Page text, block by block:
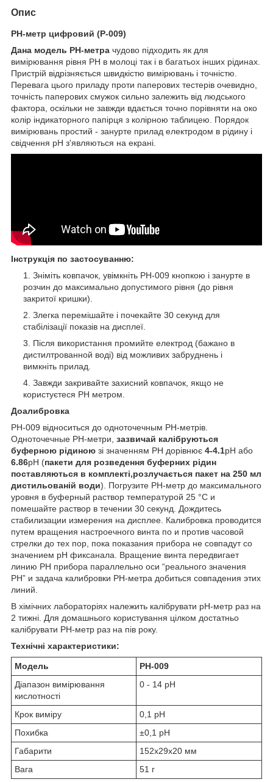
Опис
PH-метр цифровий (P-009)
Дана модель РН-метра чудово підходить як для
вимірювання рівня РН в молоці так і в багатьох інших рідинах.
Пристрій відрізняється швидкістю вимірювань і точністю.
Перевага цього приладу проти паперових тестерів очевидно,
точність паперових смужок сильно залежить від людського
фактора, оскільки не завжди вдається точно порівняти на око
колір індикаторного папірця з колірною таблицею. Порядок
вимірювань простий - занурте прилад електродом в рідину і
свідчення pH з'являються на екрані.
Інструкція по застосуванню:
Зніміть ковпачок, увімкніть РН-009 кнопкою і занурте в
розчин до максимально допустимого рівня (до рівня
закритої кришки).
Злегка перемішайте і почекайте 30 секунд для
стабілізації показів на дисплеї.
Після використання промийте електрод (бажано в
дистилтрованной воді) від можливих забруднень і
вимкніть прилад.
Завжди закривайте захисний ковпачок, якщо не
користуєтеся РН метром.
Доалибровка
РН-009 відноситься до одноточечным РН-метрів.
Одноточечные РН-метри, зазвичай калібруються
буферною рідиною зі значенням РН дорівнює 4-4.1pH або
6.86pH (пакети для розведення буферних рідин
поставляються в комплекті,розлучається пакет на 250 мл
дистильованій води). Погрузите РН-метр до максимального
уровня в буферный раствор температурой 25 °C и
помешайте раствор в течении 30 секунд. Дождитесь
стабилизации измерения на дисплее. Калибровка проводится
путем вращения настроечного винта по и против часовой
стрелки до тех пор, пока показания прибора не совпадут со
значением pH фиксанала. Вращение винта передвигает
линию РH прибора параллельно оси “реального значения
РH” и задача калибровки РН-метра добиться совпадения этих
линий.
В хімічних лабораторіях належить калібрувати pH-метр раз на
2 тижні. Для домашнього користування цілком достатньо
калібрувати РН-метр раз на пів року.
Технічні характеристики:
Модель
PH-009
Діапазон вимірювання
кислотності
0 - 14 pH
Крок виміру
0,1 pH
Похибка
±0,1 pH
Габарити
152х29х20 мм
Вага
51 г